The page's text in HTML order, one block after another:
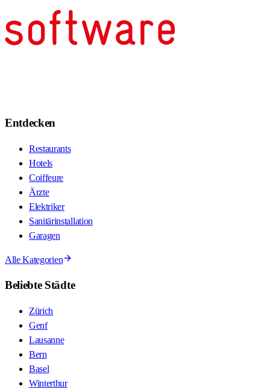
Entdecken
Restaurants
Hotels
Coiffeure
Ärzte
Elektriker
Sanitärinstallation
Garagen
Alle Kategorien
Beliebte Städte
Zürich
Genf
Lausanne
Bern
Basel
Winterthur